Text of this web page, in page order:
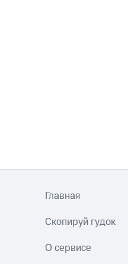
Главная
Скопируй гудок
О сервисе